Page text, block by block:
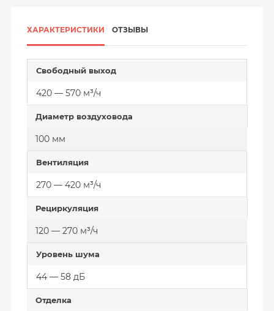
ХАРАКТЕРИСТИКИ ОТЗЫВЫ
Свободный выход
420 — 570 м³/ч
Диаметр воздуховода
100 мм
Вентиляция
270 — 420 м³/ч
Рециркуляция
120 — 270 м³/ч
Уровень шума
44 — 58 дБ
Отделка